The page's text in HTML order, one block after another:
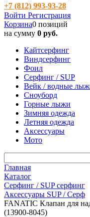
+7 (812) 993-93-28
Войти Регистрация
Корзина0 позиций
на сумму 0 руб.
Кайтсерфинг
Виндсерфинг
Фоил
Серфинг / SUP
Вейк / водные
Сноуборд
Горные лыжи
Зимняя одежда
Летняя одежда
Аксессуары
Мото
Главная
Каталог
Серфинг / SUP серфинг
Аксессуары SUP / Серф
FANATIC Клапан для
(13900-8045)